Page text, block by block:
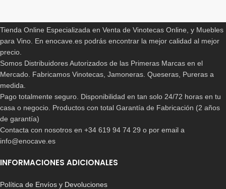
Tienda Online Especializada en Venta de Vinotecas Online, y Muebles
para Vino. En enocave.es podrás encontrar la mejor calidad al mejor
precio.
Somos Distribuidores Autorizados de las Primeras Marcas en el
Mercado. Fabricamos Vinotecas, Jamoneras. Queseras, Pureras a
medida.
Pago totalmente seguro. Disponibilidad en tan solo 24/72 horas en tu
casa o negocio. Productos con total Garantía de Fabricación (2 años
de garantía)
Contacta con nosotros en +34 619 94 74 29 o por email a
info@enocave.es
INFORMACIONES ADICIONALES
Política de Envíos y Devoluciones